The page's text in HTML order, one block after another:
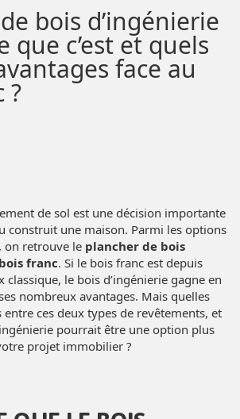
bois d’ingénierie
que c’est et quels
face au
?
de sol est une décision importante
construit une maison. Parmi les options
on retrouve le plancher de bois
bois franc. Si le bois franc est depuis
le bois d’ingénierie gagne en
nombreux avantages. Mais quelles
ces deux types de revêtements, et
pourrait être une option plus
projet immobilier ?